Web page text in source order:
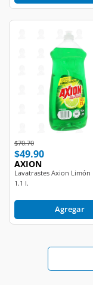
Price reduced from
$70.70to
$49.90
AXION
Lavatrastes Axion Limón
1.1 l.
Agregar